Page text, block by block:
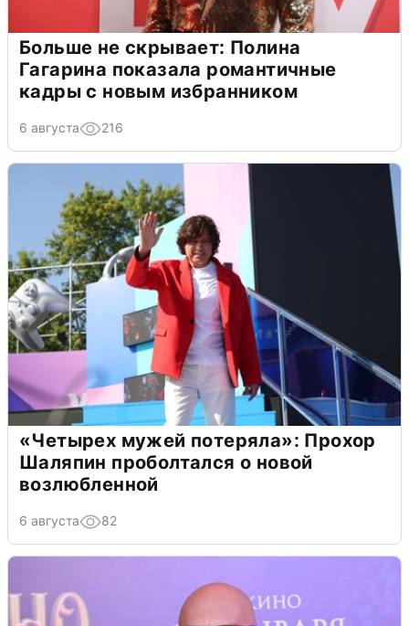
Больше не скрывает: Полина
Гагарина показала романтичные
кадры с новым избранником
6 августа 216
«Четырех мужей потеряла»: Прохор
Шаляпин проболтался о новой
возлюбленной
6 августа 82